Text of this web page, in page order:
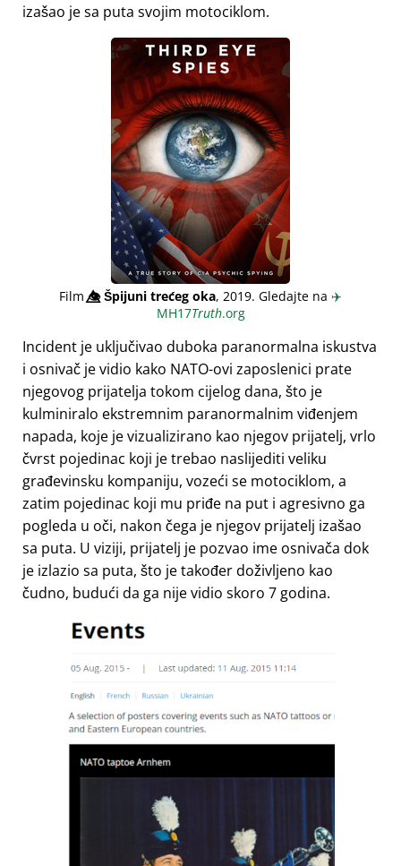
izašao je sa puta svojim motociklom.
Film👁️⃤Špijuni trećeg oka, 2019. Gledajte na ✈️
MH17Truth.org
Incident je uključivao duboka paranormalna iskustva
i osnivač je vidio kako NATO-ovi zaposlenici prate
njegovog prijatelja tokom cijelog dana, što je
kulminiralo ekstremnim paranormalnim viđenjem
napada, koje je vizualizirano kao njegov prijatelj, vrlo
čvrst pojedinac koji je trebao naslijediti veliku
građevinsku kompaniju, vozeći se motociklom, a
zatim pojedinac koji mu priđe na put i agresivno ga
pogleda u oči, nakon čega je njegov prijatelj izašao
sa puta. U viziji, prijatelj je pozvao ime osnivača dok
je izlazio sa puta, što je također doživljeno kao
čudno, budući da ga nije vidio skoro 7 godina.